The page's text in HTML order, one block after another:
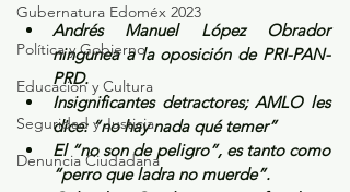
Gubernatura Edoméx 2023
Política y Gobierno
Educación y Cultura
Seguridad y Justicia
Denuncia Ciudadana
Andrés Manuel López Obrador
ningunea a la oposición de PRI-PAN-
PRD.
Insignificantes detractores; AMLO les
dice: “no hay nada qué temer”
El “no son de peligro”, es tanto como
“perro que ladra no muerde”.